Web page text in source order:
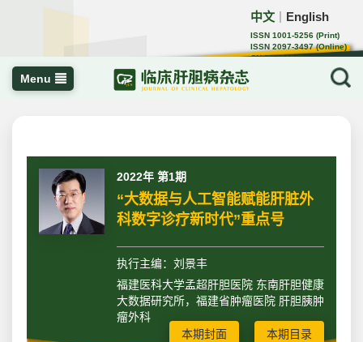
中文 English
ISSN 1001-5256 (Print)
ISSN 2097-3497 (Online)
CN 22-1108/R
Menu
2022年 第1期
“大数据与人工智能赋能肝脏外
科数字诊疗新时代”重点号
执行主编：刘景丰
福建医科大学孟超肝胆医院 东南肝胆健康
大数据研究所，福建省肿瘤医院 肝胆胰肿
瘤外科
本期封面
本期目录